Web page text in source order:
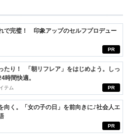
PR
で完璧！ 印象アップのセルフプロデュー
PR
たり！ 「朝リフレア」をはじめよう。しっ
時間快適。
テム
PR
向く。「女の子の日」を前向きに♪社会人エ